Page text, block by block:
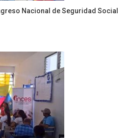
Nacional de Seguridad Social